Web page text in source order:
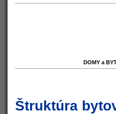
DOMY a
Štruktúra